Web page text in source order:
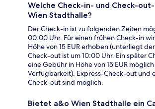
Welche Check-in- und Check-
Wien Stadthalle?
Der Check-in ist zu folgenden Zeiten
00:00 Uhr. Für einen frühen Check-in
Höhe von 15 EUR erhoben (unterliegt
Check-out ist um 10:00 Uhr. Ein später
eine Gebühr in Höhe von 15 EUR
Verfügbarkeit). Express-Check-out und
Check-out sind möglich.
Bietet a&o Wien Stadthalle ein